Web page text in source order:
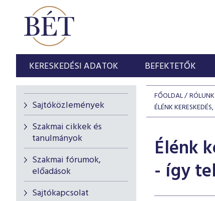
KERESKEDÉSI ADATOK BEFEKTETŐK
Sajtóközlemények
Szakmai cikkek és
tanulmányok
Szakmai fórumok,
előadások
Sajtókapcsolat
FŐOLDAL RÓLUNK
ÉLÉNK
Élénk
- így